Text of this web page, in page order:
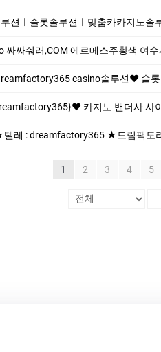
ㅣ슬롯솔루션ㅣ맞춤카카지노솔루션
숴러,COM 에르메스주황색 여수시 미러
casino솔루션❤️ 슬롯
카지노 밴더사 사
레 : dreamfactory365 ★드림팩토
1 2 3 4 5